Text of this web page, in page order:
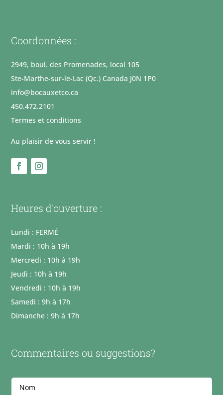
Coordonnées :
2949, boul. des Promenades, local 105
Ste-Marthe-sur-le-Lac (Qc.) Canada J0N 1P0
info@bocauxetco.ca
450.472.2101
Termes et conditions
Au plaisir de vous servir !
Heures d'ouverture :
Lundi : FERMÉ
Mardi : 10h à 19h
Mercredi : 10h à 19h
Jeudi : 10h à 19h
Vendredi : 10h à 19h
Samedi : 9h à 17h
Dimanche : 9h à 17h
Commentaires ou suggestions?